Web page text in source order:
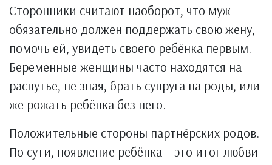
Сторонники считают наоборот, что муж
обязательно должен поддержать свою жену,
помочь ей, увидеть своего ребёнка первым.
Беременные женщины часто находятся на
распутье, не зная, брать супруга на роды, или
же рожать ребёнка без него.
Положительные стороны партнёрских родов.
По сути, появление ребёнка – это итог любви